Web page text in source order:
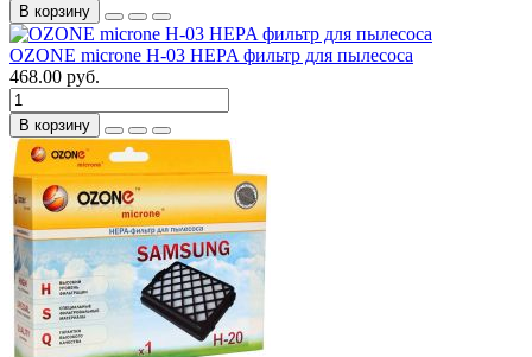
В корзину
OZONE microne H-03 HEPA фильтр для пылесоса
468.00 руб.
В корзину